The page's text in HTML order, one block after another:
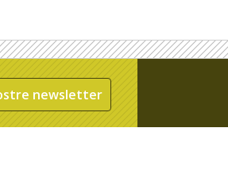
newsletter